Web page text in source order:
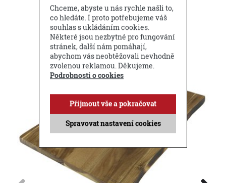
Příbuzné produkty
Chceme, abyste u nás rychle našli to,
co hledáte. I proto potřebujeme váš
souhlas s ukládáním cookies.
Některé jsou nezbytné pro fungování
stránek, další nám pomáhají,
abychom vás neobtěžovali nevhodně
zvolenou reklamou. Děkujeme.
Podrobnosti o cookies
Spravovat nastavení cookies
Přijmout vše a pokračovat